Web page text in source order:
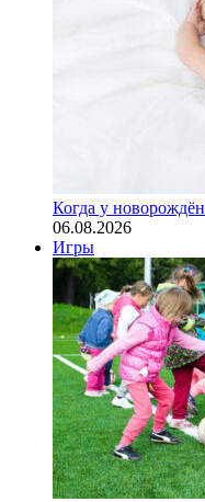
Когда у
06.08.2026
Игры